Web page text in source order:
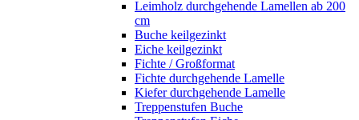
Leimholz durchgehende Lamellen ab 200
cm
Buche keilgezinkt
Eiche keilgezinkt
Fichte / Großformat
Fichte durchgehende Lamelle
Kiefer durchgehende Lamelle
Treppenstufen Buche